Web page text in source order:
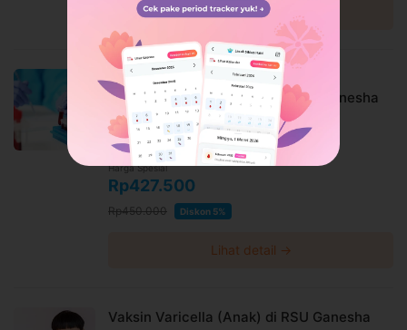
Lihat detail →
Medical Check Up VCT (Voluntary
Counseling And Testing) di RSU Ganesha
RSU Ganesha
Gianyar
Harga Spesial
Rp427.500
Rp450.000 Diskon 5%
Lihat detail →
Vaksin Varicella (Anak) di RSU Ganesha